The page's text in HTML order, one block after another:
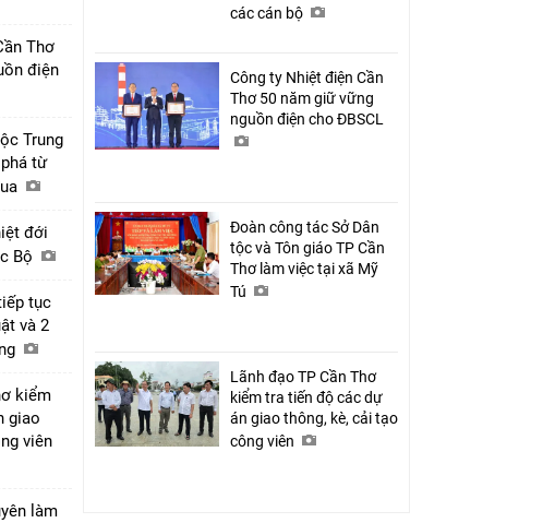
Thơ
điện
Trung
từ
đới
Bộ
tục
và 2
kiểm
giao
viên
làm
các cán bộ
Công ty Nhiệt điện Cần
Thơ 50 năm giữ vững
nguồn điện cho ĐBSCL
Đoàn công tác Sở Dân
tộc và Tôn giáo TP Cần
Thơ làm việc tại xã Mỹ
Tú
Lãnh đạo TP Cần Thơ
kiểm tra tiến độ các dự
án giao thông, kè, cải tạo
công viên